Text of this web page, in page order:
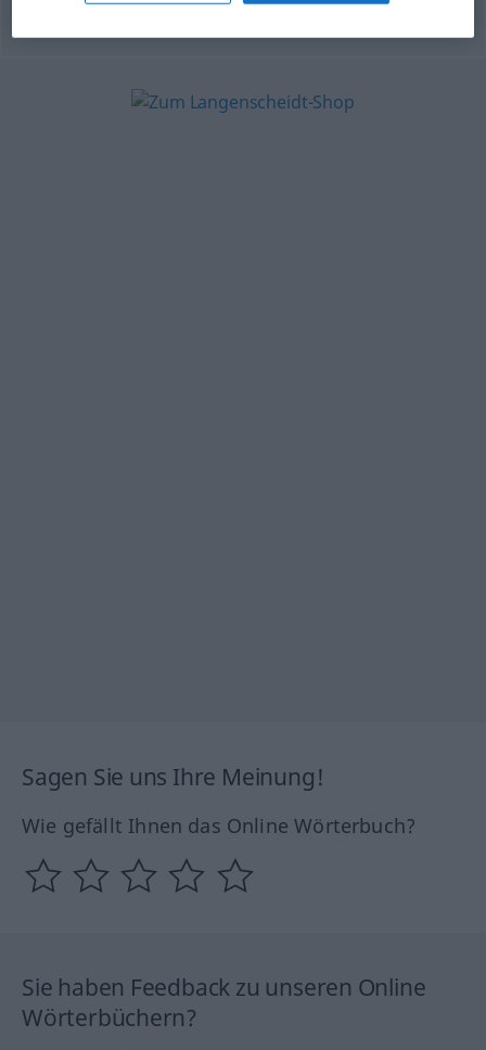
Sagen Sie uns Ihre Meinung!
Wie gefällt Ihnen das Online Wörterbuch?
Sie haben Feedback zu unseren Online
Wörterbüchern?